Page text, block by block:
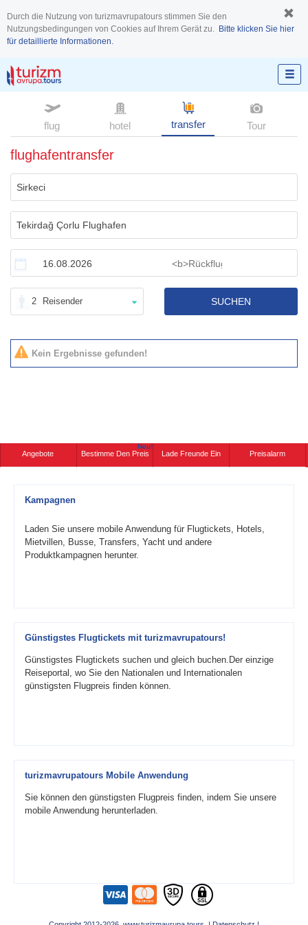
Durch die Nutzung von turizmavrupatours stimmen Sie den
Nutzungsbedingungen von Cookies auf Ihrem Gerät zu. Bitte klicken Sie hier
für detaillierte Informationen.
flug hotel transfer Tour
flughafentransfer
2 Reisender SUCHEN
Kein Ergebnisse gefunden!
Angebote Bestimme Den Preis
Neu!
Lade Freunde Ein Preisalarm
Kampagnen
Laden Sie unsere mobile Anwendung für Flugtickets, Hotels,
Mietvillen, Busse, Transfers, Yacht und andere
Produktkampagnen herunter.
Günstigstes Flugtickets mit turizmavrupatours!
Günstigstes Flugtickets suchen und gleich buchen.Der einzige
Reiseportal, wo Sie den Nationalen und Internationalen
günstigsten Flugpreis finden können.
turizmavrupatours Mobile Anwendung
Sie können den günstigsten Flugpreis finden, indem Sie unsere
mobile Anwendung herunterladen.